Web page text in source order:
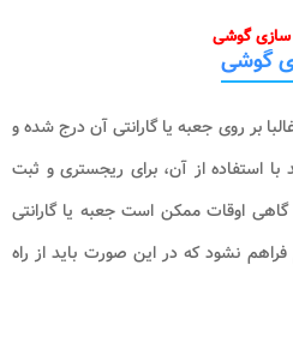
سازی گوشی
گوشی
بر روی جعبه یا گارانتی آن درج شده و
استفاده از آن، برای ریجستری و ثبت
گاهی اوقات ممکن است جعبه یا گارانتی
نشود که در این صورت باید از راه